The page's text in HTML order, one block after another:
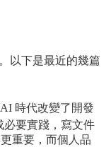
以下是最近的幾篇
AI 時代改變了開發
必要實踐，寫文件
重要，而個人品